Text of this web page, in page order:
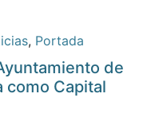
, Portada
de
como Capital